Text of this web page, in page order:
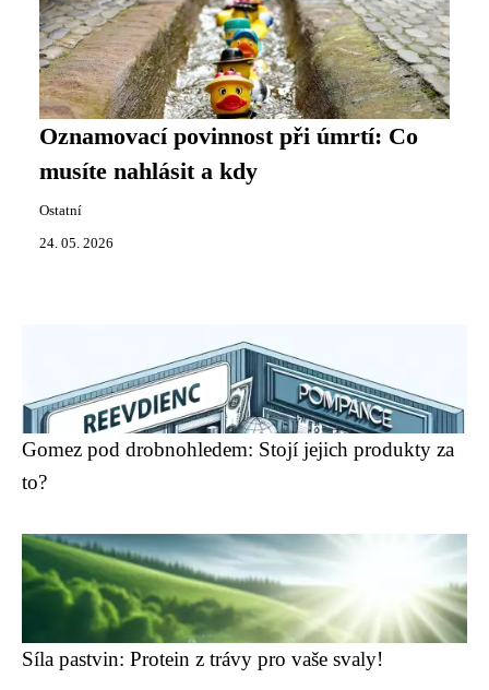
Oznamovací povinnost při úmrtí: Co
musíte nahlásit a kdy
Ostatní
24. 05. 2026
Gomez pod drobnohledem: Stojí jejich produkty za
to?
Síla pastvin: Protein z trávy pro vaše svaly!